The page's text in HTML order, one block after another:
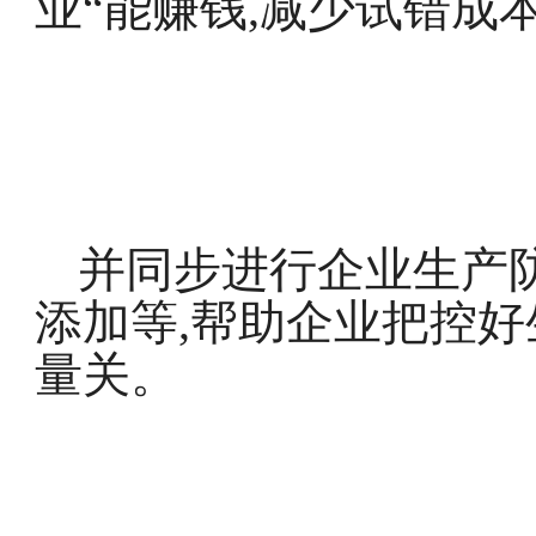
并同步进行企业生产
添加等,帮助企业把控
量关。